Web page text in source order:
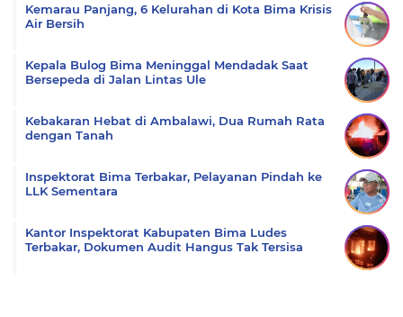
Kemarau Panjang, 6 Kelurahan di Kota Bima Krisis
Air Bersih
Kepala Bulog Bima Meninggal Mendadak Saat
Bersepeda di Jalan Lintas Ule
Kebakaran Hebat di Ambalawi, Dua Rumah Rata
dengan Tanah
Inspektorat Bima Terbakar, Pelayanan Pindah ke
LLK Sementara
Kantor Inspektorat Kabupaten Bima Ludes
Terbakar, Dokumen Audit Hangus Tak Tersisa